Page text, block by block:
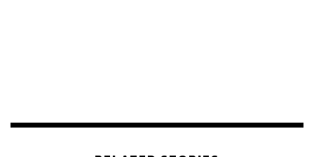
แม่ทัพของ GC ย้ำว่า ความสำเร็จของ GC เกิดขึ้นเพราะ